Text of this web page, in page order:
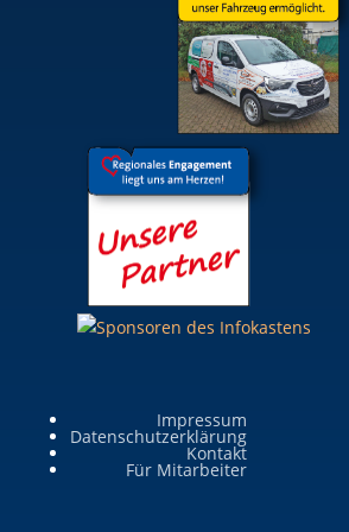
Impressum
Datenschutzerklärung
Kontakt
Für Mitarbeiter